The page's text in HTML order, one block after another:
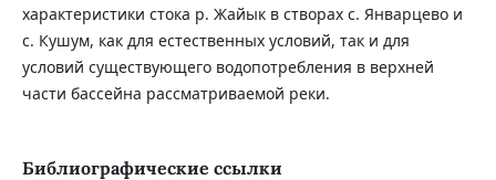
характеристики стока р. Жайык в створах с. Январцево и
с. Кушум, как для естественных условий, так и для
условий существующего водопотребления в верхней
части бассейна рассматриваемой реки.
Библиографические ссылки